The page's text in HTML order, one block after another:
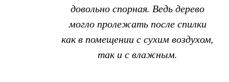
довольно спорная. Ведь дерево
могло пролежать после спилки
как в помещении с сухим воздухом,
так и с влажным.